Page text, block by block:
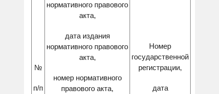
№
п/п
нормативного правового
акта,
дата издания
нормативного правового
акта,
номер нормативного
правового акта,
Номер
государственной
регистрации,
дата